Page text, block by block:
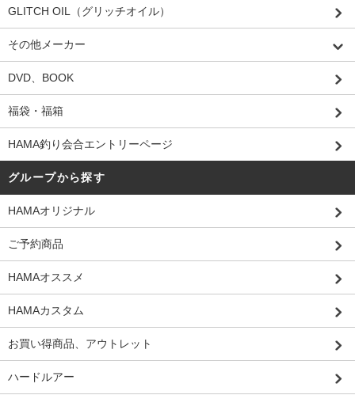
GLITCH OIL（グリッチオイル）
その他メーカー
DVD、BOOK
福袋・福箱
HAMA釣り会合エントリーページ
グループから探す
HAMAオリジナル
ご予約商品
HAMAオススメ
HAMAカスタム
お買い得商品、アウトレット
ハードルアー